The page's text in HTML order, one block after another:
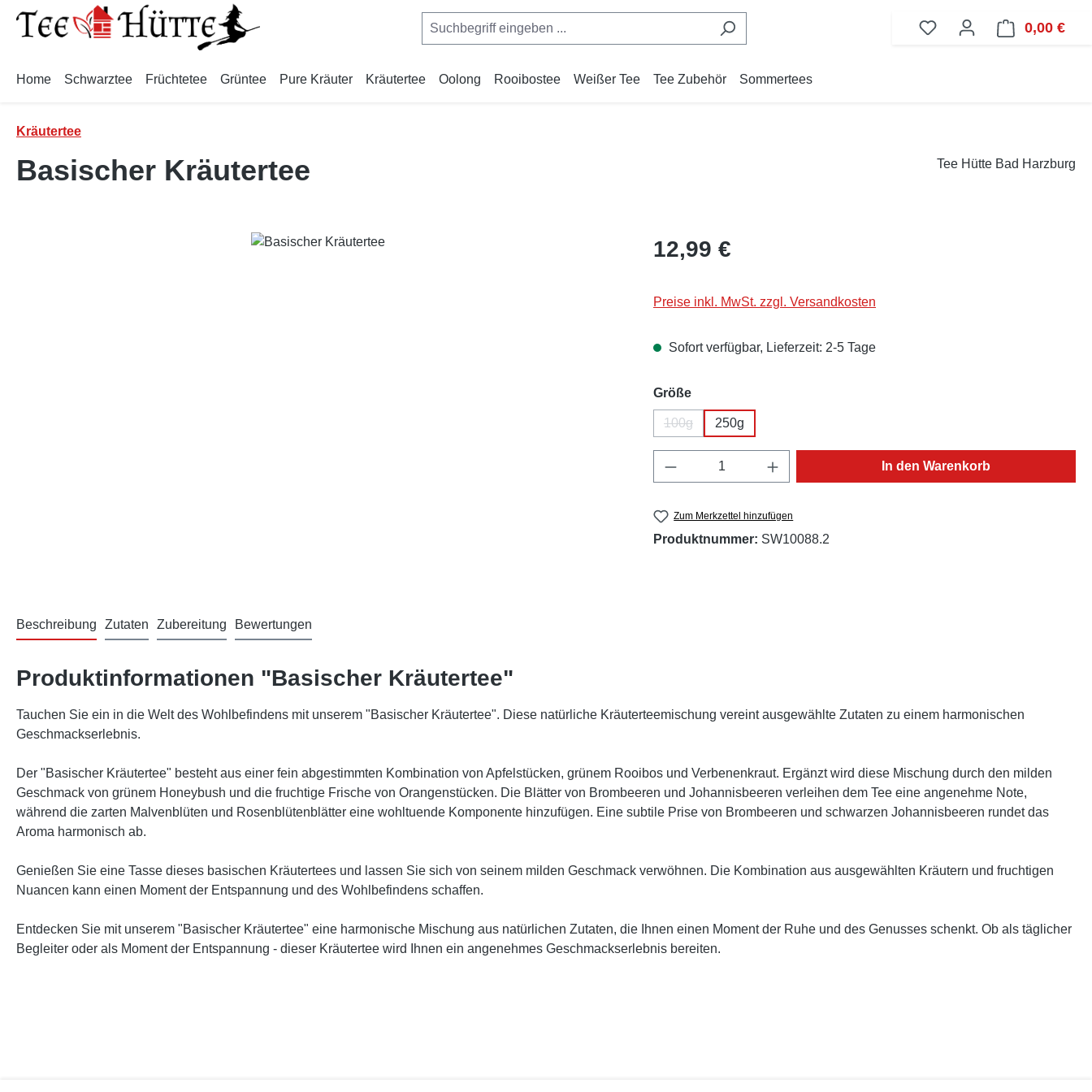
Hauptinhalt springen
Zur Suche springen
Zur Hauptnavigation springen
0,00 €
Home Schwarztee Früchtetee Grüntee Pure Kräuter Kräutertee Oolong Rooibostee Weißer Tee Tee Zubehör Sommertees
Kräutertee
Basischer Kräutertee Tee Hütte Bad Harzburg
Regulärer Preis:
12,99 €
Preise inkl. MwSt. zzgl. Versandkosten
Sofort verfügbar, Lieferzeit: 2-5 Tage
Größeauswählen
100g
(Diese Option ist zurzeit nicht verfügbar.)
250g
Produkt Anzahl: Gib den gewünschten Wert ein
In den Warenkorb
Zum Merkzettel hinzufügen
Produktnummer: SW10088.2
Beschreibung Zutaten Zubereitung Bewertungen
Produktinformationen "Basischer Kräutertee"
Tauchen Sie ein in die Welt des Wohlbefindens mit unserem "Basischer Kräutertee". Diese natürliche Kräuterteemischung vereint ausgewählte Zutaten zu einem harmonischen
Geschmackserlebnis.
Der "Basischer Kräutertee" besteht aus einer fein abgestimmten Kombination von Apfelstücken, grünem Rooibos und Verbenenkraut. Ergänzt wird diese Mischung durch den milden
Geschmack von grünem Honeybush und die fruchtige Frische von Orangenstücken. Die Blätter von Brombeeren und Johannisbeeren verleihen dem Tee eine angenehme Note,
während die zarten Malvenblüten und Rosenblütenblätter eine wohltuende Komponente hinzufügen. Eine subtile Prise von Brombeeren und schwarzen Johannisbeeren rundet das
Aroma harmonisch ab.
Genießen Sie eine Tasse dieses basischen Kräutertees und lassen Sie sich von seinem milden Geschmack verwöhnen. Die Kombination aus ausgewählten Kräutern und fruchtigen
Nuancen kann einen Moment der Entspannung und des Wohlbefindens schaffen.
Entdecken Sie mit unserem "Basischer Kräutertee" eine harmonische Mischung aus natürlichen Zutaten, die Ihnen einen Moment der Ruhe und des Genusses schenkt. Ob als täglicher
Begleiter oder als Moment der Entspannung - dieser Kräutertee wird Ihnen ein angenehmes Geschmackserlebnis bereiten.